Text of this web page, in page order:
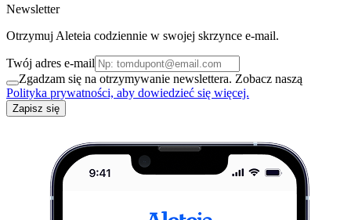
Newsletter
Otrzymuj Aleteia codziennie w swojej skrzynce e-mail.
Twój adres e-mail
Zgadzam się na otrzymywanie newslettera. Zobacz naszą
Polityka prywatności, aby dowiedzieć się więcej.
Zapisz się